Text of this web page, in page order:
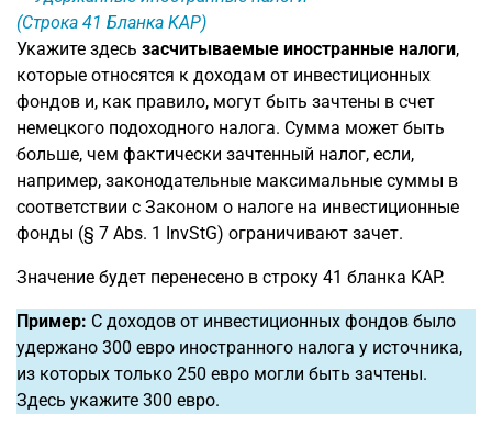
(Строка 41 Бланка KAP)
Укажите здесь засчитываемые иностранные налоги,
которые относятся к доходам от инвестиционных
фондов и, как правило, могут быть зачтены в счет
немецкого подоходного налога. Сумма может быть
больше, чем фактически зачтенный налог, если,
например, законодательные максимальные суммы в
соответствии с Законом о налоге на инвестиционные
фонды (§ 7 Abs. 1 InvStG) ограничивают зачет.
Значение будет перенесено в строку 41 бланка KAP.
Пример: С доходов от инвестиционных фондов было
удержано 300 евро иностранного налога у источника,
из которых только 250 евро могли быть зачтены.
Здесь укажите 300 евро.